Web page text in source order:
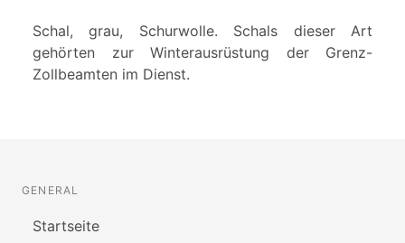
Schal, grau, Schurwolle. Schals dieser Art
gehörten zur Winterausrüstung der Grenz-
Zollbeamten im Dienst.
GENERAL
Startseite